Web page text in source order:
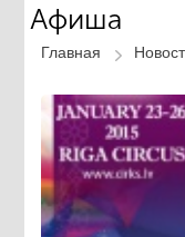
Афиша
Главная